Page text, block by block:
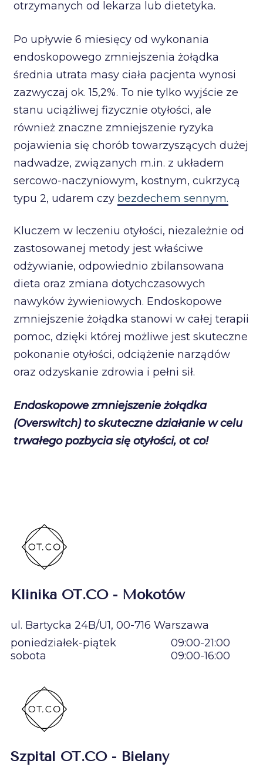
otrzymanych od lekarza lub dietetyka.
Po upływie 6 miesięcy od wykonania
endoskopowego zmniejszenia żołądka
średnia utrata masy ciała pacjenta wynosi
zazwyczaj ok. 15,2%. To nie tylko wyjście ze
stanu uciążliwej fizycznie otyłości, ale
również znaczne zmniejszenie ryzyka
pojawienia się chorób towarzyszących dużej
nadwadze, związanych m.in. z układem
sercowo-naczyniowym, kostnym, cukrzycą
typu 2, udarem czy bezdechem sennym.
Kluczem w leczeniu otyłości, niezależnie od
zastosowanej metody jest właściwe
odżywianie, odpowiednio zbilansowana
dieta oraz zmiana dotychczasowych
nawyków żywieniowych. Endoskopowe
zmniejszenie żołądka stanowi w całej terapii
pomoc, dzięki której możliwe jest skuteczne
pokonanie otyłości, odciążenie narządów
oraz odzyskanie zdrowia i pełni sił.
Endoskopowe zmniejszenie żołądka
(Overswitch) to skuteczne działanie w celu
trwałego pozbycia się otyłości, ot co!
Klinika OT.CO - Mokotów
ul. Bartycka 24B/U1, 00-716 Warszawa
poniedziałek-piątek
09:00-21:00
sobota
09:00-16:00
Szpital OT.CO - Bielany